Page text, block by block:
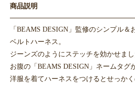
商品説明
「BEAMS DESIGN」監修のシンプル
ベルトハーネス。
ジーンズのようにステッチを効かせまし
お腹の「BEAMS DESIGN」ネームタグ
洋服を着てハーネスをつけるとせっか